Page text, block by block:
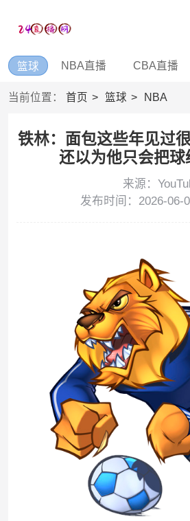
篮球 NBA直播 CBA直播
当前位置： 首页 篮球 NBA
铁林：面包这些年见过
还以为他只会把球
来源：
发布时间：2026-06-